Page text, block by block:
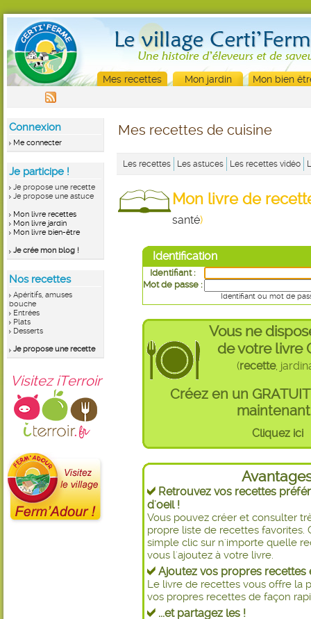
Mes recettes Mon jardin Mon bien
Connexion
Me connecter
Je participe !
Je propose une recette
Je propose une astuce
Mon livre recettes
Mon livre jardin
Mon livre bien-être
Je crée mon blog !
Nos recettes
Apéritifs, amuses
bouche
Entrées
Plats
Desserts
Je propose une recette
Visitez iTerroir
Mes recettes de cuisine
Les recettes Les astuces Les recettes vidéo
Mon livre de
santé)
Identification
Identifiant :
Mot de passe :
Identifiant ou mot de
Vous ne
de votre livre
(recette,
Créez en un
Cliquez ici
Retrouvez vos recettes
d'oeil !
Vous pouvez créer et consulter
propre liste de recettes favorites.
simple clic sur n'importe quelle
vous l'ajoutez à votre livre.
Ajoutez vos propres recettes
Le livre de recettes vous offre la
vos propres recettes de façon
...et partagez les !